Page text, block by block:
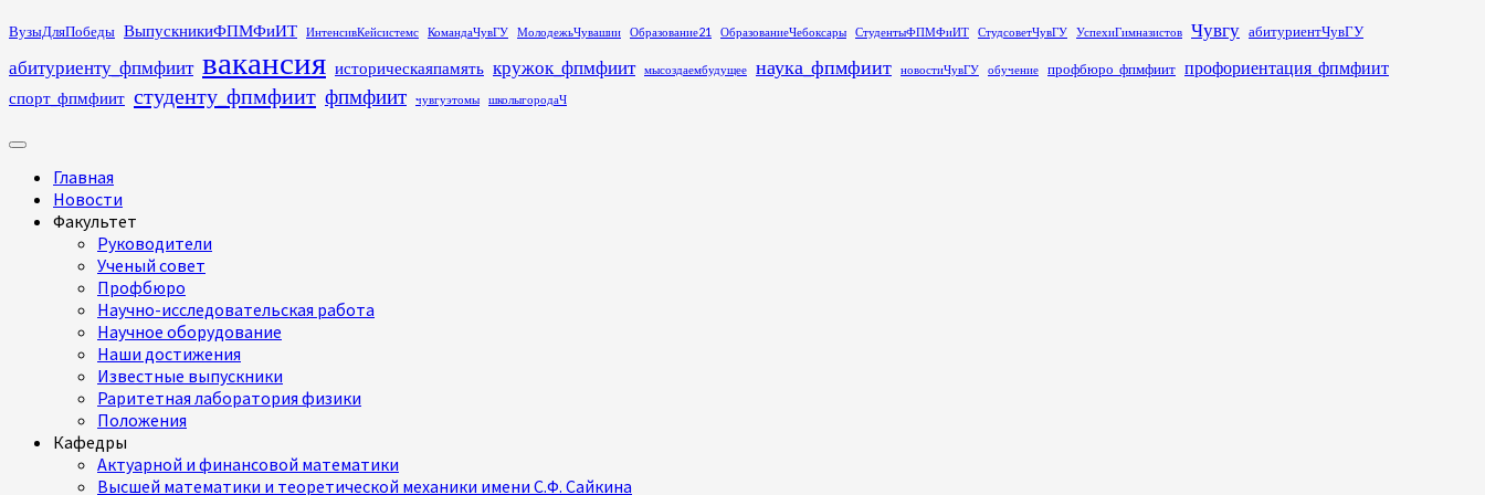
Перейти
содержимому
ВузыДляПобеды ВыпускникиФПМФиИТ ИнтенсивКейсистемс КомандаЧувГУ МолодежьЧувашии Образование21 ОбразованиеЧебоксары СтудентыФПМФиИТ СтудсоветЧувГУ УспехиГимназистов Чувгу абитуриентЧувГУ
абитуриенту_фпмфиит вакансия историческаяпамять кружок_фпмфиит мысоздаембудущее наука_фпмфиит новостиЧувГУ обучение профбюро_фпмфиит профориентация_фпмфиит
спорт_фпмфиит студенту_фпмфиит фпмфиит чувгуэтомы школыгородаЧ
Основное
Главная
Новости
Факультет
Руководители
Ученый совет
Профбюро
Научно-исследовательская работа
Научное оборудование
Наши достижения
Известные выпускники
Раритетная лаборатория физики
Положения
Кафедры
Актуарной и финансовой математики
Высшей математики и теоретической механики имени С.Ф. Сайкина